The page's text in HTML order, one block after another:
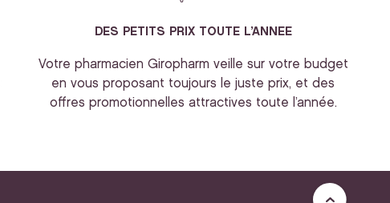
DES PETITS PRIX TOUTE L’ANNEE
Votre pharmacien Giropharm veille sur votre budget
en vous proposant toujours le juste prix, et des
offres promotionnelles attractives toute l’année.